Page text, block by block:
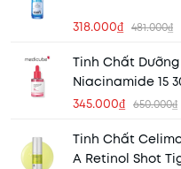
318.000₫ 481.000₫
Tinh Chất
Niacinamide 15
345.000₫ 650.000₫
Tinh Chất
A Retinol Shot